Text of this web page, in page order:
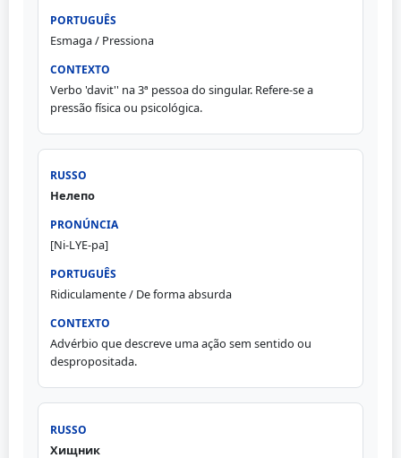
Esmaga / Pressiona
Verbo 'davit'' na 3ª pessoa do singular. Refere-se a
pressão física ou psicológica.
Нелепо
[Ni-LYE-pa]
Ridiculamente / De forma absurda
Advérbio que descreve uma ação sem sentido ou
despropositada.
Хищник